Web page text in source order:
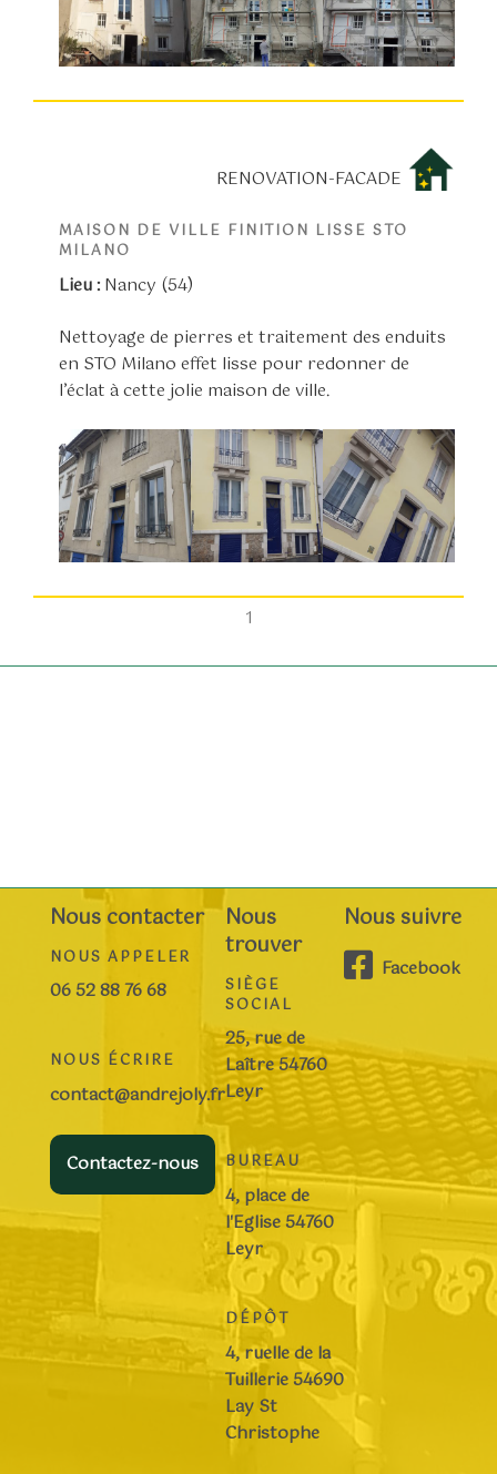
RENOVATION-FACADE
MAISON DE VILLE FINITION LISSE STO
MILANO
Lieu :Nancy (54)
Nettoyage de pierres et traitement des enduits
en STO Milano effet lisse pour redonner de
l’éclat à cette jolie maison de ville.
1
Nous contacter
NOUS APPELER
06 52 88 76 68
NOUS ÉCRIRE
contact@andrejoly.fr
Contactez-nous
Nous
trouver
SIÈGE
SOCIAL
25, rue de
Laître 54760
Leyr
BUREAU
4, place de
l'Eglise 54760
Leyr
DÉPÔT
4, ruelle de la
Tuillerie 54690
Lay St
Christophe
Nous suivre
Facebook